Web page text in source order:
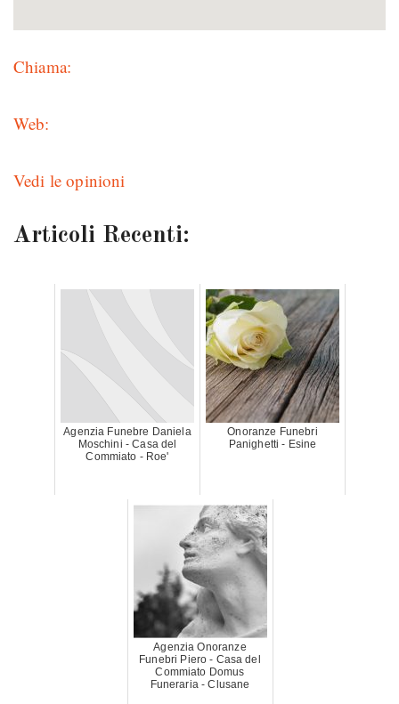
Chiama:
Web:
Vedi le opinioni
Articoli Recenti:
Agenzia Funebre Daniela
Moschini - Casa del
Commiato - Roe'
Onoranze Funebri
Panighetti - Esine
Agenzia Onoranze
Funebri Piero - Casa del
Commiato Domus
Funeraria - Clusane